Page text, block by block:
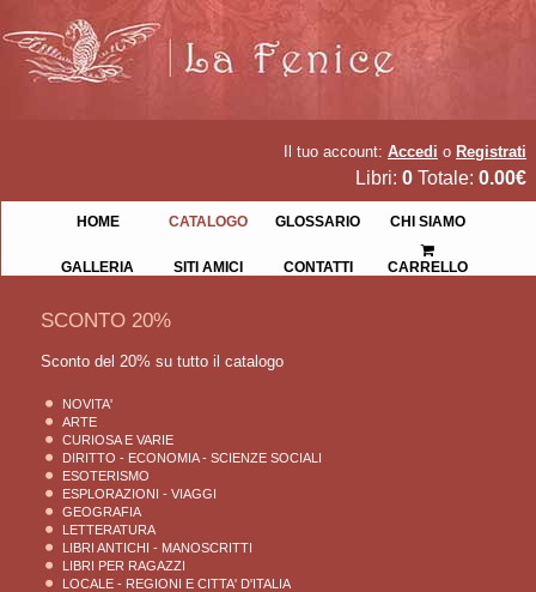
Il tuo account: Accedi o Registrati
Libri: 0 Totale: 0.00€
HOME CATALOGO GLOSSARIO CHI SIAMO
GALLERIA SITI AMICI CONTATTI CARRELLO
SCONTO 20%
Sconto del 20% su tutto il catalogo
NOVITA'
ARTE
CURIOSA E VARIE
DIRITTO - ECONOMIA - SCIENZE SOCIALI
ESOTERISMO
ESPLORAZIONI - VIAGGI
GEOGRAFIA
LETTERATURA
LIBRI ANTICHI - MANOSCRITTI
LIBRI PER RAGAZZI
LOCALE - REGIONI E CITTA' D'ITALIA